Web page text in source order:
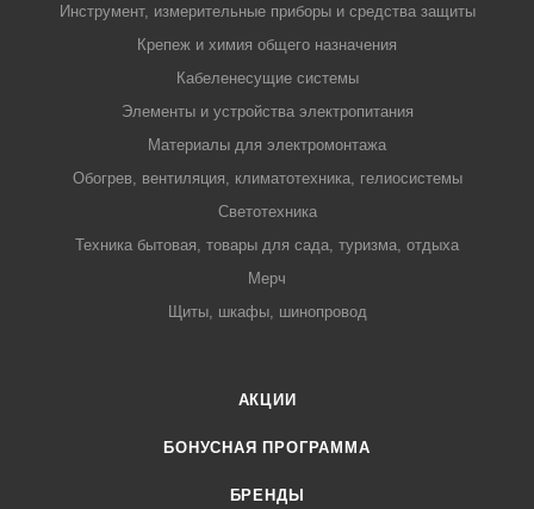
Инструмент, измерительные приборы и средства защиты
Крепеж и химия общего назначения
Кабеленесущие системы
Элементы и устройства электропитания
Материалы для электромонтажа
Обогрев, вентиляция, климатотехника, гелиосистемы
Светотехника
Техника бытовая, товары для сада, туризма, отдыха
Мерч
Щиты, шкафы, шинопровод
АКЦИИ
БОНУСНАЯ ПРОГРАММА
БРЕНДЫ